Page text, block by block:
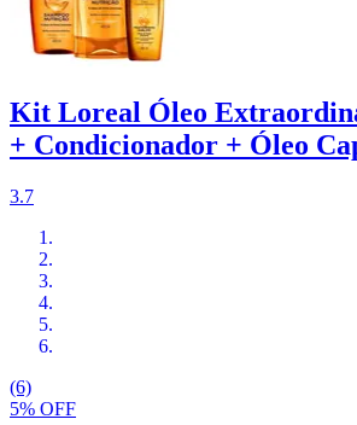
Kit Loreal Óleo
+ Condicionador + Óleo
3.7
(6)
5% OFF